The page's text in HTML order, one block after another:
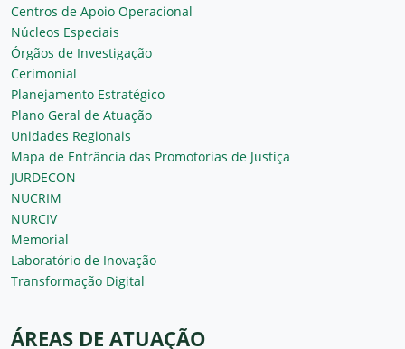
Centros de Apoio Operacional
Núcleos Especiais
Órgãos de Investigação
Cerimonial
Planejamento Estratégico
Plano Geral de Atuação
Unidades Regionais
Mapa de Entrância das Promotorias de Justiça
JURDECON
NUCRIM
NURCIV
Memorial
Laboratório de Inovação
Transformação Digital
ÁREAS DE ATUAÇÃO